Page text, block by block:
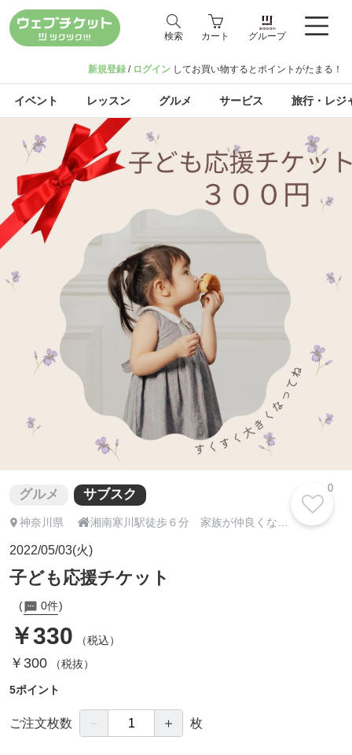
検索 カート グループ
新規登録 / ログイン してお買い物するとポイントがたまる！
イベント レッスン グルメ サービス 旅行・レジ
グルメ サブスク
神奈川県  湘南寒川駅徒歩６分 家族が仲良くなるパン【シュシュ】
2022/05/03(火)
子ども応援チケット
0件
￥330 （税込）
￥300（税抜）
5ポイント
ご注文枚数 － ＋ 枚
0